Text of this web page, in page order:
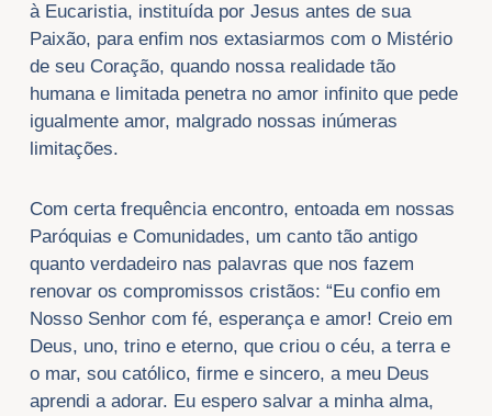
à Eucaristia, instituída por Jesus antes de sua
Paixão, para enfim nos extasiarmos com o Mistério
de seu Coração, quando nossa realidade tão
humana e limitada penetra no amor infinito que pede
igualmente amor, malgrado nossas inúmeras
limitações.
Com certa frequência encontro, entoada em nossas
Paróquias e Comunidades, um canto tão antigo
quanto verdadeiro nas palavras que nos fazem
renovar os compromissos cristãos: “Eu confio em
Nosso Senhor com fé, esperança e amor! Creio em
Deus, uno, trino e eterno, que criou o céu, a terra e
o mar, sou católico, firme e sincero, a meu Deus
aprendi a adorar. Eu espero salvar a minha alma,